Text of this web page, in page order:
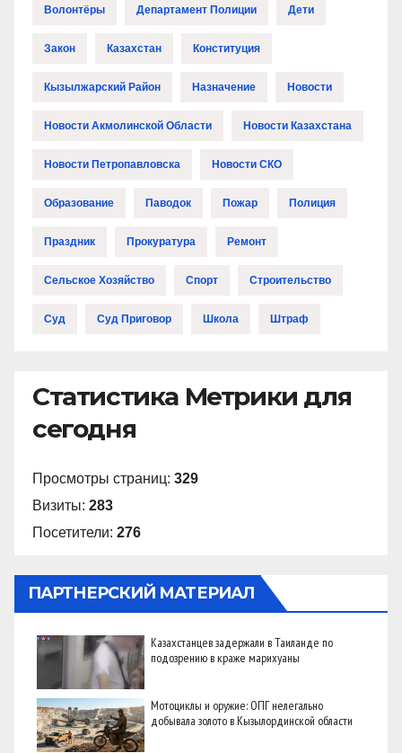
Волонтёры Департамент Полиции Дети
Закон Казахстан Конституция
Кызылжарский Район Назначение Новости
Новости Акмолинской Области Новости Казахстана
Новости Петропавловска Новости СКО
Образование Паводок Пожар Полиция
Праздник Прокуратура Ремонт
Сельское Хозяйство Спорт Строительство
Суд Суд Приговор Школа Штраф
Статистика Метрики для
сегодня
Просмотры страниц: 329
Визиты: 283
Посетители: 276
ПАРТНЕРСКИЙ МАТЕРИАЛ
Казахстанцев задержали в Таиланде по
подозрению в краже марихуаны
Мотоциклы и оружие: ОПГ нелегально
добывала золото в Кызылординской области